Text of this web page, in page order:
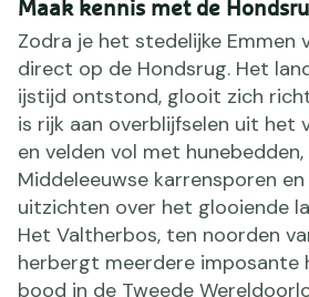
Maak kennis met de
Zodra je het stedelijke Emmen
direct op de Hondsrug. Het
ijstijd ontstond, glooit zich
is rijk aan overblijfselen uit het
en velden vol met
Middeleeuwse karrensporen
uitzichten over het glooiende
Het Valtherbos, ten noorden
herbergt meerdere imposante
bood in de Tweede